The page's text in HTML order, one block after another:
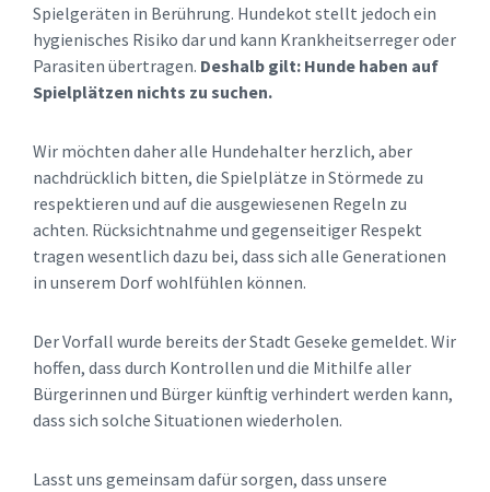
Spielgeräten in Berührung. Hundekot stellt jedoch ein
hygienisches Risiko dar und kann Krankheitserreger oder
Parasiten übertragen. Deshalb gilt: Hunde haben auf
Spielplätzen nichts zu suchen.
Wir möchten daher alle Hundehalter herzlich, aber
nachdrücklich bitten, die Spielplätze in Störmede zu
respektieren und auf die ausgewiesenen Regeln zu
achten. Rücksichtnahme und gegenseitiger Respekt
tragen wesentlich dazu bei, dass sich alle Generationen
in unserem Dorf wohlfühlen können.
Der Vorfall wurde bereits der Stadt Geseke gemeldet. Wir
hoffen, dass durch Kontrollen und die Mithilfe aller
Bürgerinnen und Bürger künftig verhindert werden kann,
dass sich solche Situationen wiederholen.
Lasst uns gemeinsam dafür sorgen, dass unsere